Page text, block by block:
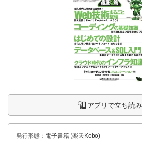
アプリで立ち読み
発行形態 ： 電子書籍 (楽天Kobo)